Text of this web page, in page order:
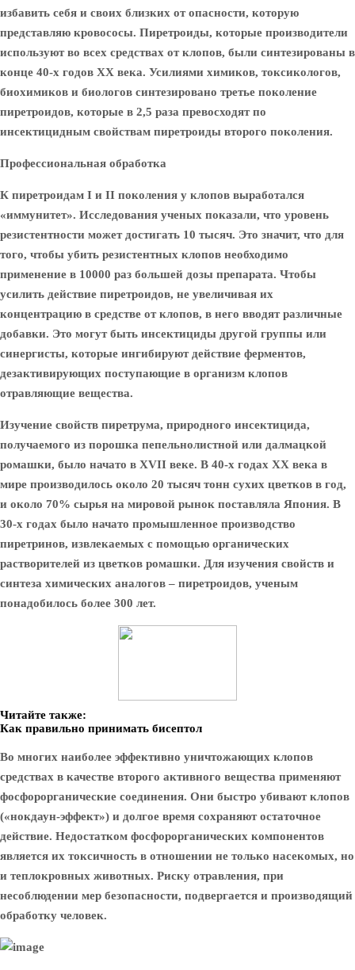
избавить себя и своих близких от опасности, которую
представляю кровососы. Пиретроиды, которые производители
используют во всех средствах от клопов, были синтезированы в
конце 40-х годов XX века. Усилиями химиков, токсикологов,
биохимиков и биологов синтезировано третье поколение
пиретроидов, которые в 2,5 раза превосходят по
инсектицидным свойствам пиретроиды второго поколения.
Профессиональная обработка
К пиретроидам I и II поколения у клопов выработался
«иммунитет». Исследования ученых показали, что уровень
резистентности может достигать 10 тысяч. Это значит, что для
того, чтобы убить резистентных клопов необходимо
применение в 10000 раз большей дозы препарата. Чтобы
усилить действие пиретроидов, не увеличивая их
концентрацию в средстве от клопов, в него вводят различные
добавки. Это могут быть инсектициды другой группы или
синергисты, которые ингибируют действие ферментов,
дезактивирующих поступающие в организм клопов
отравляющие вещества.
Изучение свойств пиретрума, природного инсектицида,
получаемого из порошка пепельнолистной или далмацкой
ромашки, было начато в XVII веке. В 40-х годах XX века в
мире производилось около 20 тысяч тонн сухих цветков в год,
и около 70% сырья на мировой рынок поставляла Япония. В
30-х годах было начато промышленное производство
пиретринов, извлекаемых с помощью органических
растворителей из цветков ромашки. Для изучения свойств и
синтеза химических аналогов – пиретроидов, ученым
понадобилось более 300 лет.
Читайте также:
Как правильно принимать бисептол
Во многих наиболее эффективно уничтожающих клопов
средствах в качестве второго активного вещества применяют
фосфорорганические соединения. Они быстро убивают клопов
(«нокдаун-эффект») и долгое время сохраняют остаточное
действие. Недостатком фосфорорганических компонентов
является их токсичность в отношении не только насекомых, но
и теплокровных животных. Риску отравления, при
несоблюдении мер безопасности, подвергается и производящий
обработку человек.